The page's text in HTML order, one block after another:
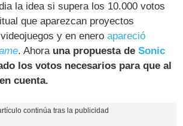
la idea si supera los 10.000 votos
que aparezcan proyectos
y en eneroapareció
. Ahora una propuesta deSonic
los votos necesarios para que al
cuenta.